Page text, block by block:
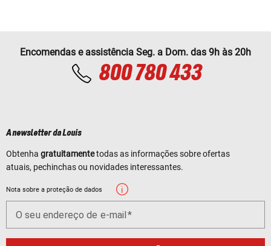
Encomendas e assistência Seg. a Dom. das 9h às 20h
800 780 433
A newsletter da Louis
Obtenha gratuitamentetodas as informações sobre ofertas
atuais, pechinchas ou novidades interessantes.
Nota sobre a proteção de dados
O seu endereço de e-mail